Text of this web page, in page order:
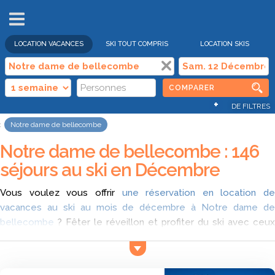
LOCATION VACANCES SKI TOUT COMPRIS LOCATION SKIS
COMPARER
+ DE FILTRES
Notre dame de bellecombe
Notre dame de bellecombe : 146
séjours au ski en Décembre
Vous voulez vous offrir une réservation en location de
vacances au ski au mois de décembre à Notre dame de
bellecombe ? Fêter le réveillon et profiter du ski avec ceux
dame de bellecombe ? Avec Ski Express, comparez toutes
les offres pour des vacances aux sports d'hiver à Notre dame